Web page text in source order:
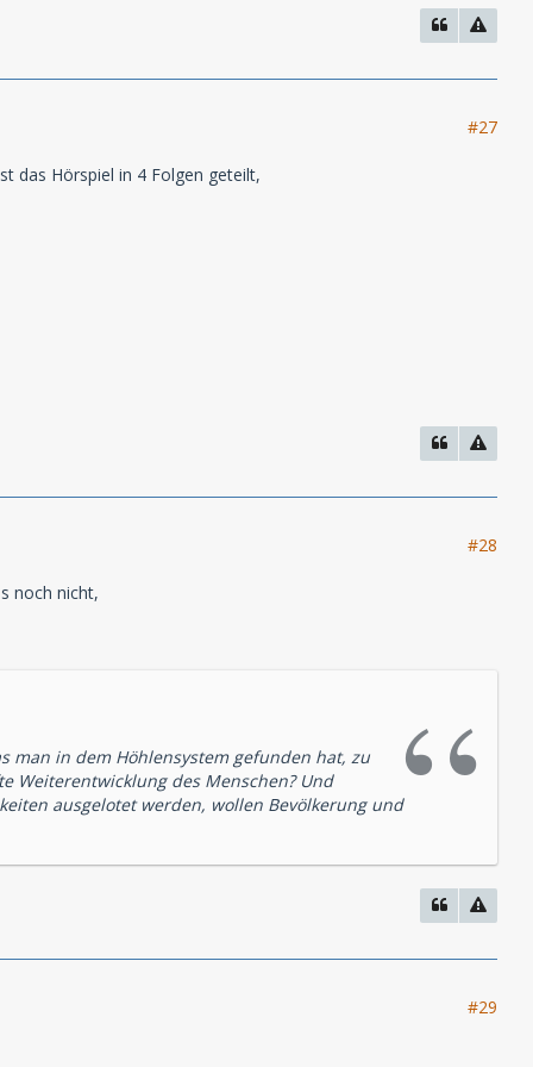
#27
das Hörspiel in 4 Folgen geteilt,
#28
noch nicht,
man in dem Höhlensystem gefunden hat, zu
Weiterentwicklung des Menschen? Und
ausgelotet werden, wollen Bevölkerung und
#29